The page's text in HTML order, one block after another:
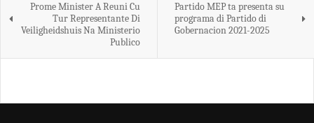
Prome Minister A Reuni Cu
Tur Representante Di
Veiligheidshuis Na Ministerio
Publico
Partido MEP ta presenta su
programa di Partido di
Gobernacion 2021-2025